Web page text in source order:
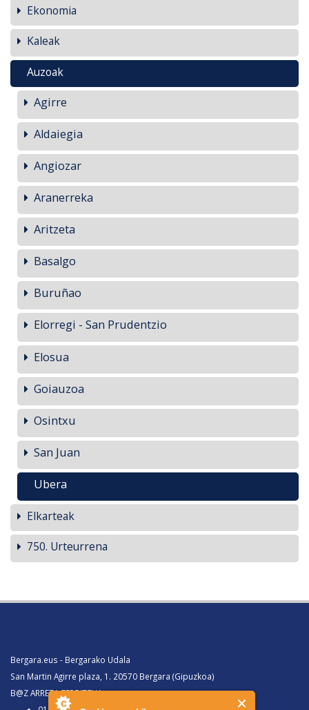
Ekonomia
Kaleak
Auzoak
Agirre
Aldaiegia
Angiozar
Aranerreka
Aritzeta
Basalgo
Buruñao
Elorregi - San Prudentzio
Elosua
Goiauzoa
Osintxu
San Juan
Ubera
Elkarteak
750. Urteurrena
Bergara.eus - Bergarako Udala
San Martin Agirre plaza, 1. 20570 Bergara (Gipuzkoa)
B@Z ARRETA ZERBITZUA: